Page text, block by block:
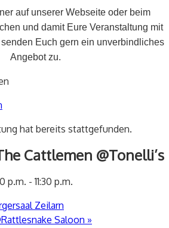
auf unserer Webseite oder beim
und damit Eure Veranstaltung mit
Euch gern ein unverbindliches
Angebot zu.
hat bereits stattgefunden.
Cattlemen @Tonelli’s
p.m. -11:30 p.m.
Zeilarn
Saloon »